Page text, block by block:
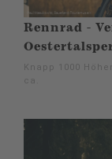
Rennrad -
Knapp 1000
ca.